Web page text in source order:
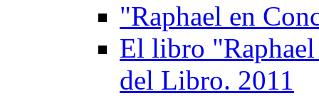
"Raphael en
El libro
del Libro. 2011